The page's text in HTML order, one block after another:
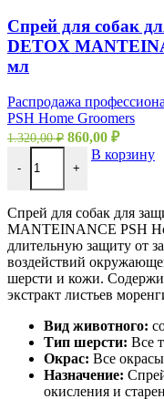
Спрей для собак
DETOX
мл
Распродажа
PSH Home Groomers
1.320,00₽ 860,00 ₽
- +
В корзину
Спрей для собак для
MANTEINANCE PSH
длительную защиту от
воздействий
шерсти и кожи.
экстракт листьев
Вид животного:
Тип шерсти: Все
Окрас: Все окрасы
Назначение:
окисления и